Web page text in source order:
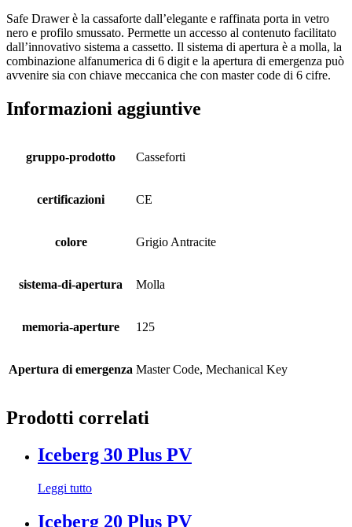
Safe Drawer è la cassaforte dall’elegante e raffinata porta in vetro
nero e profilo smussato. Permette un accesso al contenuto facilitato
dall’innovativo sistema a cassetto. Il sistema di apertura è a molla, la
combinazione alfanumerica di 6 digit e la apertura di emergenza può
avvenire sia con chiave meccanica che con master code di 6 cifre.
Informazioni aggiuntive
gruppo-prodotto Casseforti
certificazioni CE
colore Grigio Antracite
sistema-di-apertura Molla
memoria-aperture 125
Apertura di emergenza Master Code, Mechanical Key
Prodotti correlati
Iceberg 30 Plus PV
Leggi tutto
Iceberg 20 Plus PV